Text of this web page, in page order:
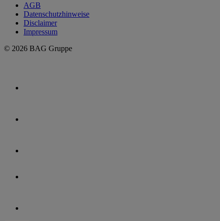
AGB
Datenschutzhinweise
Disclaimer
Impressum
© 2026 BAG Gruppe